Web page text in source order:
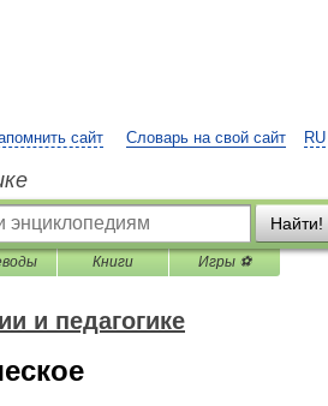
RU
сайт Словарь на свой сайт
Найти!
Книги Игры ⚽
и педагогике